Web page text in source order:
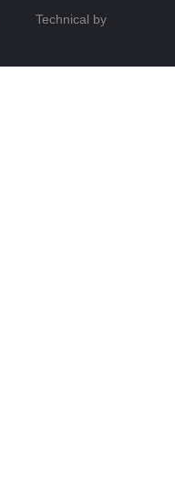
Technical by